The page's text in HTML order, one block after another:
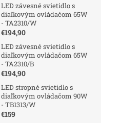
LED závesné svietidlo s
diaľkovým ovládačom 65W
- TA2310/W
€194,90
LED závesné svietidlo s
diaľkovým ovládačom 65W
- TA2310/B
€194,90
LED stropné svietidlo s
diaľkovým ovládačom 90W
- TB1313/W
€159